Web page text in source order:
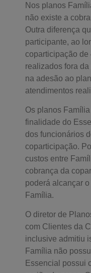
Nos planos
não existe a
Outra diferença
participante, ao
coparticipação
realizados fora
na adesão ao
atendimentos
Os planos
finalidade do
dos funcionários
coparticipação.
custos entre
cobrança da
poderá alcançar
Família.
O diretor de
com Clientes da
inclusive admitiu
Família não
Essencial possui